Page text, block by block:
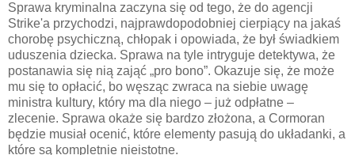
Sprawa kryminalna zaczyna się od tego, że do agencji
Strike'a przychodzi, najprawdopodobniej cierpiący na jakaś
chorobę psychiczną, chłopak i opowiada, że był świadkiem
uduszenia dziecka. Sprawa na tyle intryguje detektywa, że
postanawia się nią zająć „pro bono”. Okazuje się, że może
mu się to opłacić, bo węsząc zwraca na siebie uwagę
ministra kultury, który ma dla niego – już odpłatne –
zlecenie. Sprawa okaże się bardzo złożona, a Cormoran
będzie musiał ocenić, które elementy pasują do układanki, a
które są kompletnie nieistotne.